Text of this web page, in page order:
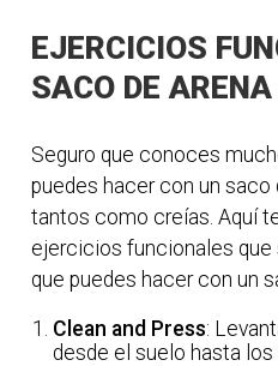
EJERCICIOS
SACO DE
Seguro que conoces
puedes hacer con un saco
tantos como creías. Aquí
ejercicios funcionales
que puedes hacer con un
Clean and Press:
desde el suelo hasta